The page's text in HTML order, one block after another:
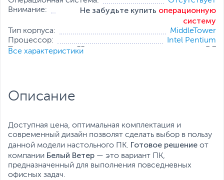
Внимание:
Не забудьте купить операционную
систему
Тип корпуса:
MiddleTower
Процессор:
Intel Pentium
Тактовая частота, ГГц:
Дополнительные
Все характеристики
Описание
Доступная цена, оптимальная комплектация и
современный дизайн позволят сделать выбор в пользу
данной модели настольного ПК. Готовое решение от
компании Белый Ветер — это вариант ПК,
предназначенный для выполнения повседневных
офисных задач.